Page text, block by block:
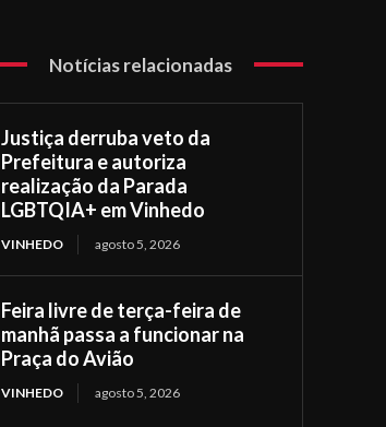
Notícias relacionadas
Justiça derruba veto da
Prefeitura e autoriza
realização da Parada
LGBTQIA+ em Vinhedo
VINHEDO agosto 5, 2026
Feira livre de terça-feira de
manhã passa a funcionar na
Praça do Avião
VINHEDO agosto 5, 2026